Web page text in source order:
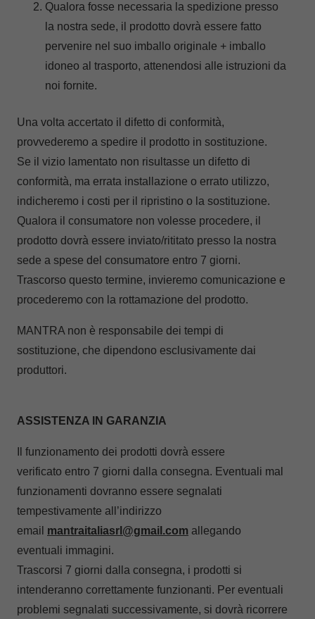
Qualora fosse necessaria la spedizione presso
la nostra sede, il prodotto dovrà essere fatto
pervenire nel suo imballo originale + imballo
idoneo al trasporto, attenendosi alle istruzioni da
noi fornite.
Una volta accertato il difetto di conformità,
provvederemo a spedire il prodotto in sostituzione.
Se il vizio lamentato non risultasse un difetto di
conformità, ma errata installazione o errato utilizzo,
indicheremo i costi per il ripristino o la sostituzione.
Qualora il consumatore non volesse procedere, il
prodotto dovrà essere inviato/rititato presso la nostra
sede a spese del consumatore entro 7 giorni.
Trascorso questo termine, invieremo comunicazione e
procederemo con la rottamazione del prodotto.
MANTRA non è responsabile dei tempi di
sostituzione, che dipendono esclusivamente dai
produttori.
ASSISTENZA IN GARANZIA
Il funzionamento dei prodotti dovrà essere
verificato entro 7 giorni dalla consegna. Eventuali mal
funzionamenti dovranno essere segnalati
tempestivamente all’indirizzo
email mantraitaliasrl@gmail.com allegando
eventuali immagini.
Trascorsi 7 giorni dalla consegna, i prodotti si
intenderanno correttamente funzionanti. Per eventuali
problemi segnalati successivamente, si dovrà ricorrere